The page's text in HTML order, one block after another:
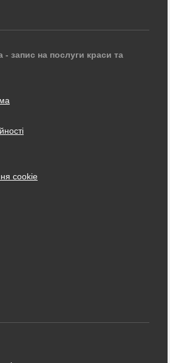
запис на послуги краси та
cookie